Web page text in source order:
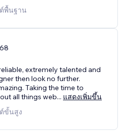
พื้นฐาน
extremely talented and
then look no further.
Taking the time to
all things web... แสดงเพิ่มขึ้น
ขั้นสูง